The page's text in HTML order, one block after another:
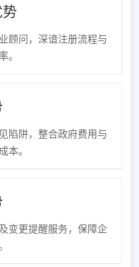
势
顾问，深谙注册流程与
。
陷阱，整合政府费用与
本。
变更提醒服务，保障企